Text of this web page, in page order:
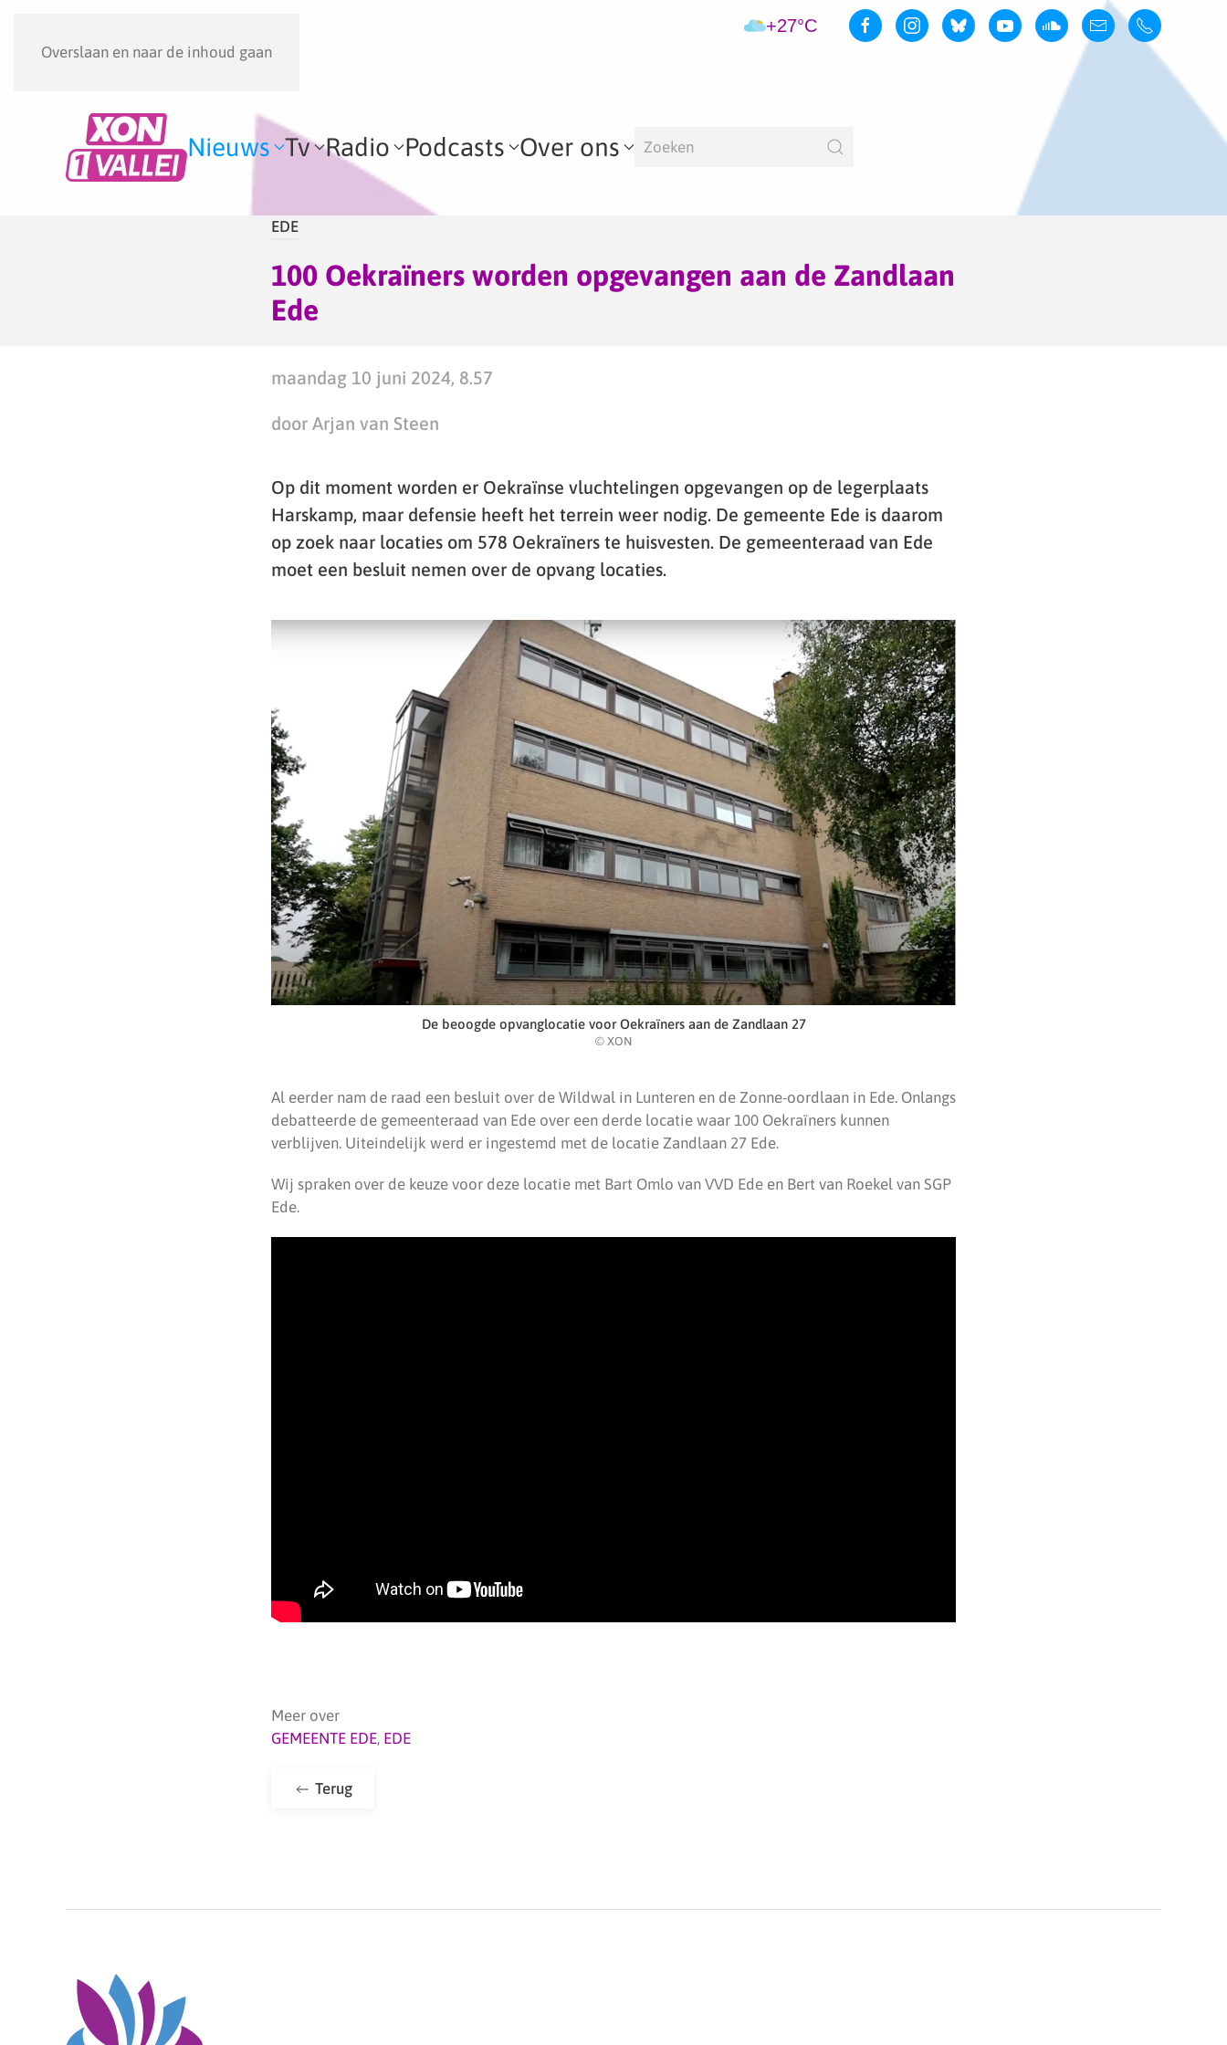
Overslaan en naar de inhoud gaan
+27°C
Nieuws Tv Radio Podcasts Over ons
EDE
100 Oekraïners worden opgevangen aan de Zandlaan
Ede
maandag 10 juni 2024, 8.57
door Arjan van Steen
Op dit moment worden er Oekraïnse vluchtelingen opgevangen op de legerplaats
Harskamp, maar defensie heeft het terrein weer nodig. De gemeente Ede is daarom
op zoek naar locaties om 578 Oekraïners te huisvesten. De gemeenteraad van Ede
moet een besluit nemen over de opvang locaties.
De beoogde opvanglocatie voor Oekraïners aan de Zandlaan 27
© XON
Al eerder nam de raad een besluit over de Wildwal in Lunteren en de Zonne-oordlaan in Ede. Onlangs
debatteerde de gemeenteraad van Ede over een derde locatie waar 100 Oekraïners kunnen
verblijven. Uiteindelijk werd er ingestemd met de locatie Zandlaan 27 Ede.
Wij spraken over de keuze voor deze locatie met Bart Omlo van VVD Ede en Bert van Roekel van SGP
Ede.
Meer over
GEMEENTE EDE, EDE
Terug